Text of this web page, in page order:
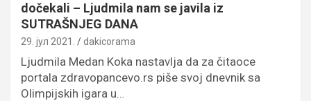
dočekali – Ljudmila nam se javila iz
SUTRAŠNJEG DANA
29. јул 2021. dakicorama
Ljudmila Medan Koka nastavlja da za čitaoce
portala zdravopancevo.rs piše svoj dnevnik sa
Olimpijskih igara u…